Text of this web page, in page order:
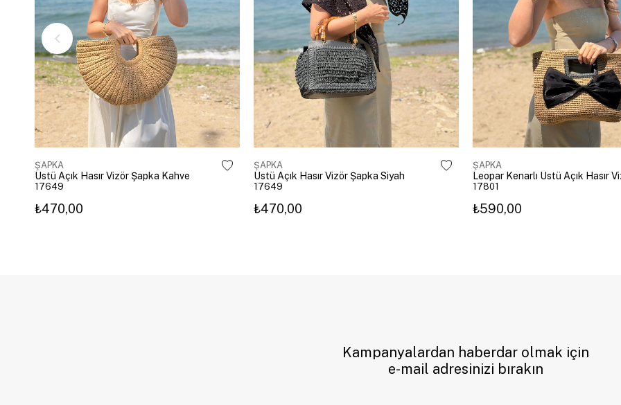
ŞAPKA
Üstü Açık Hasır Vizör Şapka Kahve
17649
₺470,00
ŞAPKA
Üstü Açık Hasır Vizör Şapka Siyah
17649
₺470,00
ŞAPKA
17801
₺590,00
Kampanyalardan haberdar olmak için
e-mail adresinizi bırakın